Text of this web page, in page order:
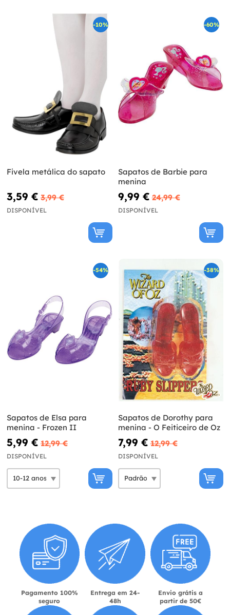
-10%
Fivela metálica do sapato
3,59 € 3,99 €
DISPONÍVEL
-60%
Sapatos de Barbie para
menina
9,99 € 24,99 €
DISPONÍVEL
-54%
Sapatos de Elsa para
menina - Frozen II
5,99 € 12,99 €
DISPONÍVEL
-38%
Sapatos de Dorothy para
menina - O Feiticeiro de Oz
7,99 € 12,99 €
DISPONÍVEL
Pagamento 100%
seguro
Entrega em 24-
48h
Envio grátis a
partir de 50€